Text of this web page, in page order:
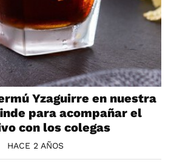
Yzaguirre en nuestra
para acompañar el
con los colegas
HACE 2 AÑOS